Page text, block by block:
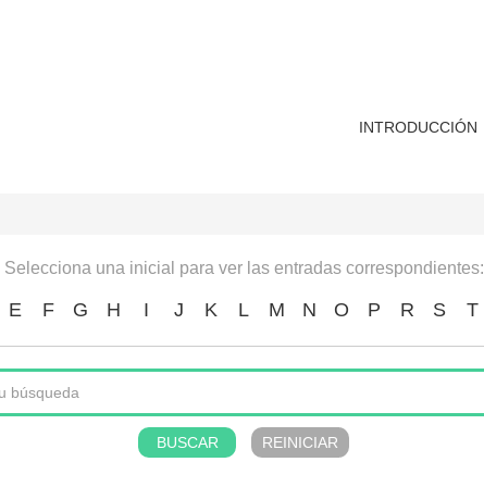
INTRODUCCIÓN
Selecciona una inicial para ver las entradas correspondientes:
E F G H I J K L M N O P R S T